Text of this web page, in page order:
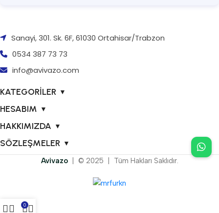
Sanayi, 301. Sk. 6F, 61030 Ortahisar/Trabzon
0534 387 73 73
info@avivazo.com
KATEGORİLER ▼
HESABIM ▼
HAKKIMIZDA ▼
SÖZLEŞMELER ▼
Avivazo | © 2025 | Tüm Hakları Saklıdır.
0